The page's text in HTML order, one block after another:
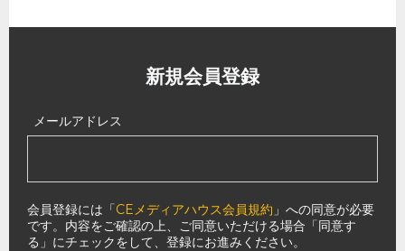
新規会員登録
メールアドレス
会員登録には「CEメディアハウス会員規約 」への同意が必要
です。内容をご確認の上、ご同意いただける場合「同意す
る」にチェックをして、登録にお進みください。